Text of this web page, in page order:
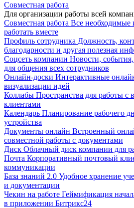
Совместная работа
Для организации работы всей
Совместная работа Все необходимые
работать вместе
Профиль сотрудника Должность,
благодарности и другая полезная
Соцсеть компании Новости,
для общения всех сотрудников
Онлайн-доски Интерактивные
визуализации идей
Коллабы Пространства для работы
клиентами
Календарь Планирование рабочего
устройства
Документы онлайн Встроенный
совместной работы с документами
Диск Облачный диск компании для
Почта Корпоративный почтовый
коммуникации
База знаний 2.0 Удобное хранение
и документации
Чекин на работе Геймификация
в приложении Битрикс24